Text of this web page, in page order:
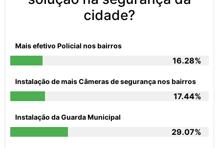
cidade?
Mais efetivo Policial nos bairros
16.28%
Instalação de mais Câmeras de segurança nos bairros
17.44%
Instalação da Guarda Municipal
29.07%